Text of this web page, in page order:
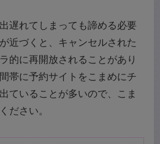
遅れてしまっても諦める必要
近づくと、キャンセルされた
的に再開放されることがあり
帯に予約サイトをこまめにチ
ていることが多いので、こま
ださい。